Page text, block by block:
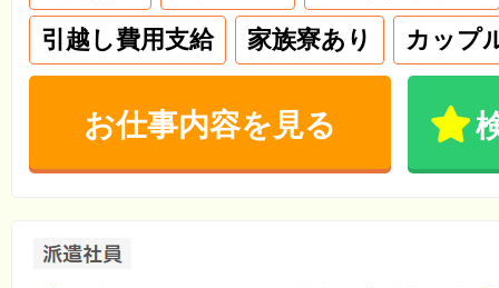
引越し費用支給
家族寮あり カップ
お仕事内容を見る